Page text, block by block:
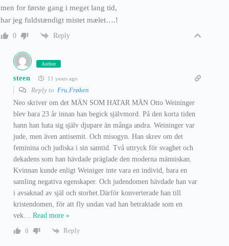
men for første gang i meget lang tid,
har jeg fuldstændigt mistet mælet….!
0 Reply
Author
steen 11 years ago
Reply to Fru.Frøken
Neo skriver om det MÄN SOM HATAR MÄN Otto Weininger
blev bara 23 år innan han begick självmord. På den korta tiden
hann han hata sig själv djupare än många andra. Weininger var
jude, men även antisemit. Och misogyn. Han skrev om det
feminina och judiska i sin samtid. Två uttryck för svaghet och
dekadens som han hävdade präglade den moderna människan.
Kvinnan kunde enligt Weiniger inte vara en individ, bara en
samling negativa egenskaper. Och judendomen hävdade han var
i avsaknad av själ och storhet.Därför konverterade han till
kristendomen, för att fly undan vad han betraktade som en
vek… Read more »
0
Reply